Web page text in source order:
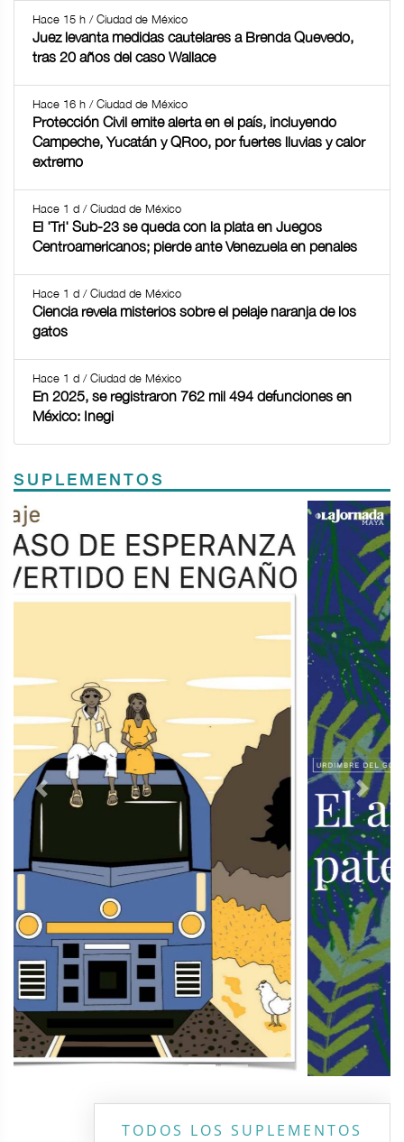
Hace 15 h / Ciudad de México
Juez levanta medidas cautelares a Brenda Quevedo,
tras 20 años del caso Wallace
Hace 16 h / Ciudad de México
Protección Civil emite alerta en el país, incluyendo
Campeche, Yucatán y QRoo, por fuertes lluvias y calor
extremo
Hace 1 d / Ciudad de México
El 'Tri' Sub-23 se queda con la plata en Juegos
Centroamericanos; pierde ante Venezuela en penales
Hace 1 d / Ciudad de México
Ciencia revela misterios sobre el pelaje naranja de los
gatos
Hace 1 d / Ciudad de México
En 2025, se registraron 762 mil 494 defunciones en
México: Inegi
SUPLEMENTOS
Previous Next
TODOS LOS SUPLEMENTOS